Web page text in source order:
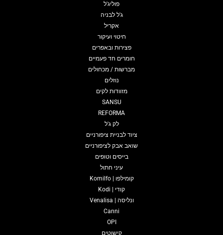
פוליג'ל
ג'ל לבניה
אקריל
חיטוי ועיקור
פצירות ובאפרים
חומרים חד פעמיים
מברשות / מכחולים
נוזלים
מזוודות לקים
SANSU
REFORMA
לק ג'ל
ציוד לבניית ציפורניים
שואב אבק לציפורניים
בייסים וטופים
עיני חתול
קומילפו | Komilfo
קודי | Kodi
ונליסה | Venalisa
Canni
OPI
קישוטים